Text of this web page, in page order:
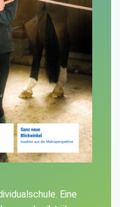
Eine